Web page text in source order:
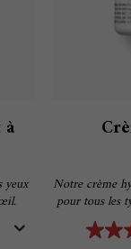
Notre crème
pour tous les
sensibles.
offrir une